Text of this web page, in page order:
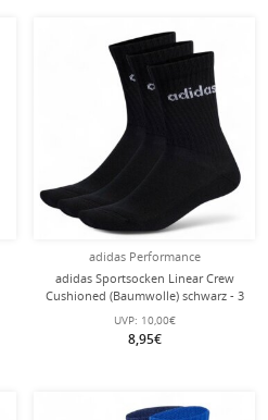
adidas Performance
adidas Sportsocken Linear Crew
Cushioned (Baumwolle) schwarz - 3
Paar
UVP: 10,00€
8,95€